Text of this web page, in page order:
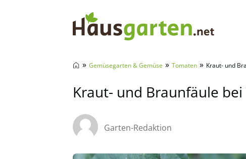
» Gemüsegarten & Gemüse » Tomaten » Kraut- und
Kraut- und Braunfäule
Garten-Redaktion